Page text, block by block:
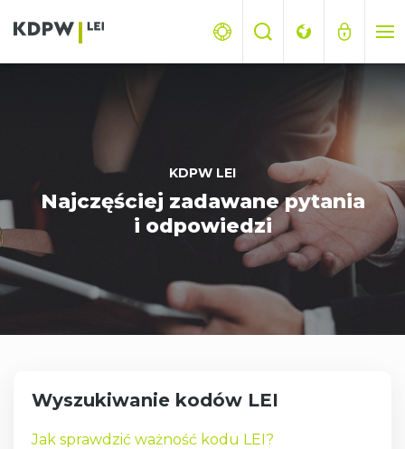
KDPW LEI
Najczęściej zadawane pytania
i odpowiedzi
Wyszukiwanie kodów LEI
Jak sprawdzić ważność kodu LEI?